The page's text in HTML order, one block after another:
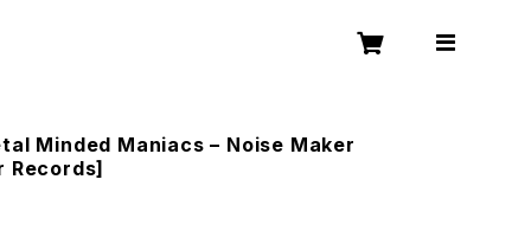
Minded Maniacs – Noise Maker
Records]